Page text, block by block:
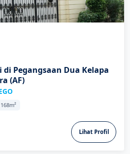
Pegangsaan Dua Kelapa
(AF)
Lihat Profil